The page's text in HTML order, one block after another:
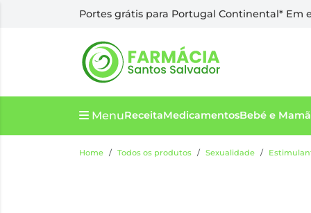
Portes grátis para Portugal Continental* Em
MenuReceitaMedicamentosBebé e Mamã
Home Todos os produtos Sexualidade